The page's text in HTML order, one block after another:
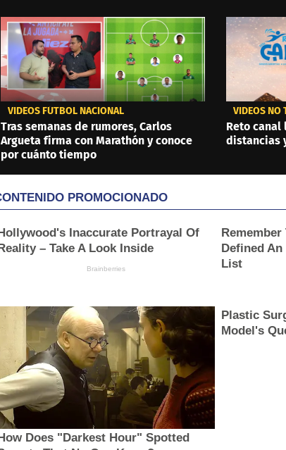
VIDEOS FÚTBOL NACIONAL
Tras semanas de rumores, Carlos
Argueta firma con Marathón y conoce
por cuánto tiempo
VIDEOS NO
Reto canal
distancias